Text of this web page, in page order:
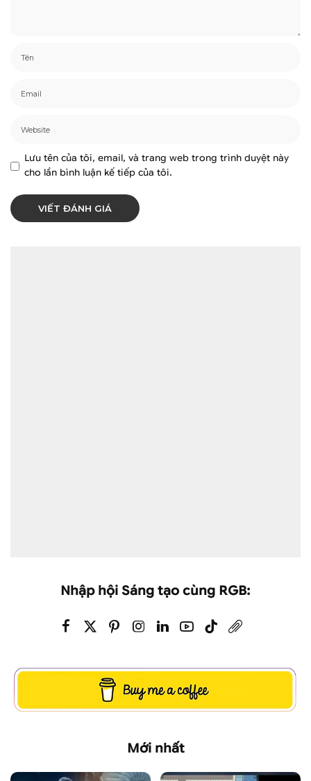
Lưu tên của tôi, email, và trang web trong trình duyệt này
cho lần bình luận kế tiếp của tôi.
Nhập hội Sáng tạo cùng RGB:
Mới nhất